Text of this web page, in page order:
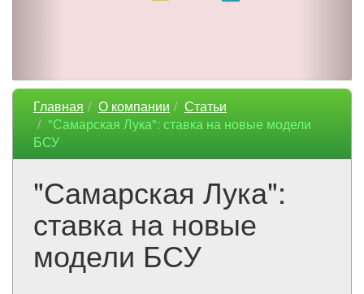
Главная О компании
Статьи
"Самарская Лука": ставка на новые модели
БСУ
"Самарская Лука":
ставка на новые
модели БСУ